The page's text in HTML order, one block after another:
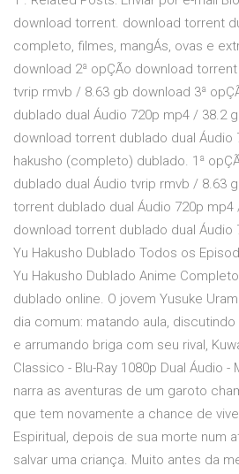
download torrent. download torrent
completo, filmes, mangÁs, ovas e
download 2ª opÇÃo download
tvrip rmvb / 8.63 gb download 3ª
dublado dual Áudio 720p mp4 / 38.2
download torrent dublado dual Áudio
hakusho (completo) dublado. 1ª
dublado dual Áudio tvrip rmvb / 8.63
torrent dublado dual Áudio 720p mp4
download torrent dublado dual Áudio
Yu Hakusho Dublado Todos os
Yu Hakusho Dublado Anime
dublado online. O jovem Yusuke
dia comum: matando aula,
e arrumando briga com seu rival,
Classico - Blu-Ray 1080p Dual Áudio
narra as aventuras de um garoto
que tem novamente a chance de
Espiritual, depois de sua morte num
salvar uma criança. Muito antes da